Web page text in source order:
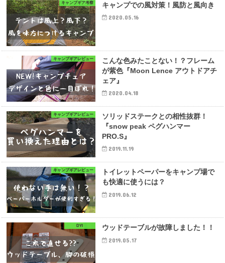
キャンプギア考察 キャンプでの風対策！風防と風向き
2020.05.16
キャンプギアレビュー
こんな色みたことない！？フレーム
が紫色『Moon Lence アウトドアチ
ェア』
2020.04.18
キャンプギアレビュー
ソリッドステークとの相性抜群！
『snow peak ペグハンマー
PRO.S』
2019.11.19
キャンプギアレビュー
トイレットペーパーをキャンプ場で
も快適に使うには？
2019.06.12
DYI ウッドテーブルが故障しました！！
2019.05.17